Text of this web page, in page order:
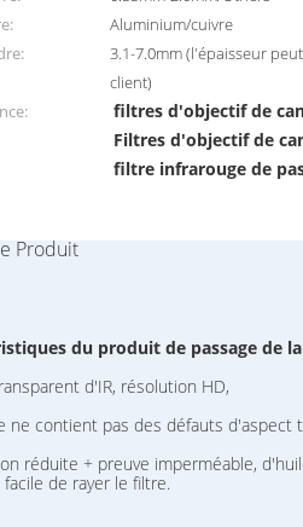
Aluminium/cuivre
3.1-7.0mm (l'épaisseur
client)
filtres d'objectif de
Filtres d'objectif de
filtre infrarouge de
Produit
du produit de passage de
d'IR, résolution HD,
ne contient pas des défauts d'aspect
réduite + preuve imperméable,
de rayer le filtre.